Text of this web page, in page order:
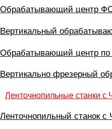
Обрабатывающий центр
Вертикальный
Обрабатывающий центр
Вертикально фрезерный
Ленточнопильные станки с
Ленточнопильный станок